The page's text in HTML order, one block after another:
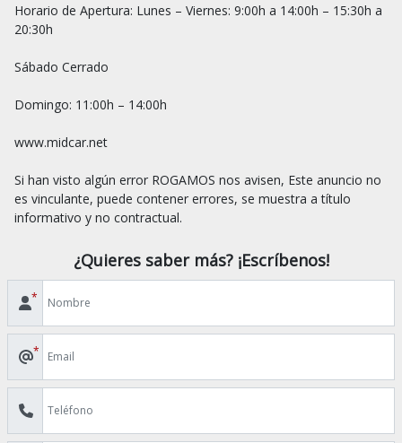
Horario de Apertura: Lunes – Viernes: 9:00h a 14:00h – 15:30h a
20:30h
Sábado Cerrado
Domingo: 11:00h – 14:00h
www.midcar.net
Si han visto algún error ROGAMOS nos avisen, Este anuncio no
es vinculante, puede contener errores, se muestra a título
¿Quieres saber más? ¡Escríbenos!
*
*